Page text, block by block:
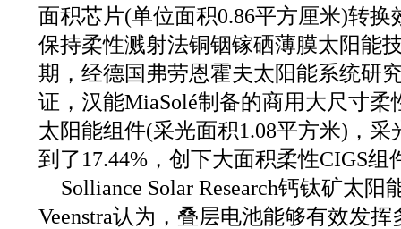
面积芯片(单位面积0.86平方厘米)转换
保持柔性溅射法铜铟镓硒薄膜太阳能
期，经德国弗劳恩霍夫太阳能系统研
证，汉能MiaSolé制备的商用大尺寸柔
太阳能组件(采光面积1.08平方米)，
到了17.44%，创下大面积柔性CIGS
Solliance Solar Research钙钛矿太阳
Veenstra认为，叠层电池能够有效发